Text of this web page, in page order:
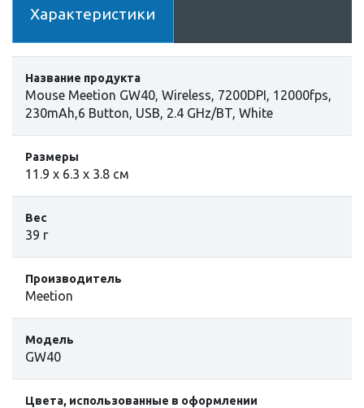
Характеристики
Название продукта
Mouse Meetion GW40, Wireless, 7200DPI, 12000fps,
230mAh,6 Button, USB, 2.4 GHz/BT, White
Размеры
11.9 х 6.3 х 3.8 см
Вес
39 г
Производитель
Meetion
Модель
GW40
Цвета, использованные в оформлении